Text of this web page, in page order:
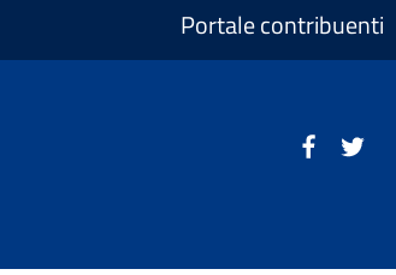
Portale contribuenti